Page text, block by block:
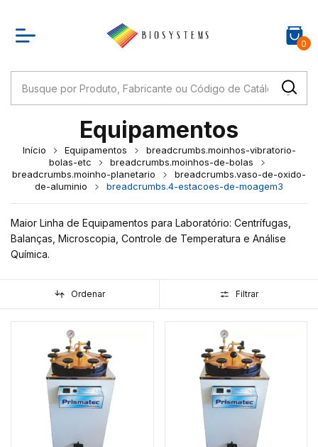
0
Equipamentos
Início Equipamentos
breadcrumbs.moinhos-vibratorio-
bolas-etc
breadcrumbs.moinhos-de-bolas
breadcrumbs.moinho-planetario
breadcrumbs.vaso-de-oxido-
de-aluminio
breadcrumbs.4-estacoes-de-moagem3
Maior Linha de Equipamentos para Laboratório: Centrífugas,
Balanças, Microscopia, Controle de Temperatura e Análise
Química.
Ordenar Filtrar